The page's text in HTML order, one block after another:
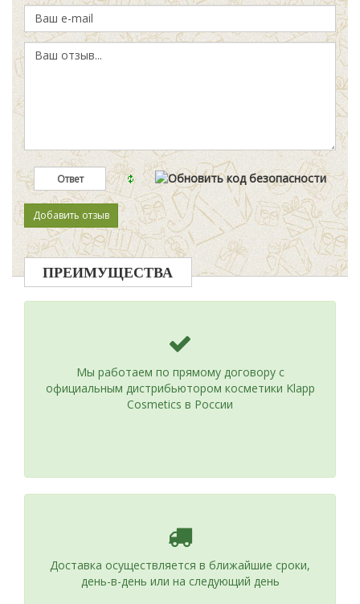
ПРЕИМУЩЕСТВА
Мы работаем по прямому договору с
официальным дистрибьютором косметики Klapp
Cosmetics в России
Доставка осуществляется в ближайшие сроки,
день-в-день или на следующий день